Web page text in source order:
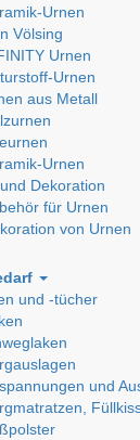
Urnen
Völsing
Urnen
Urnen
aus Metall
Urnen
Dekoration
für Urnen
von Urnen
und -tücher
und